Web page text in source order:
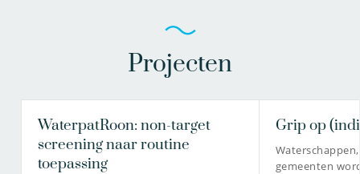
Projecten
WaterpatRoon: non-target
screening naar routine
toepassing
Grip op
gemeenten